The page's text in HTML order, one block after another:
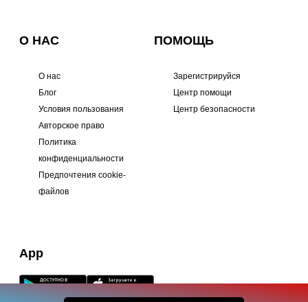
О НАС
О нас
Блог
Условия пользования
Авторское право
Политика
конфиденциальности
Предпочтения cookie-
файлов
ПОМОЩЬ
Зарегистрируйся
Центр помощи
Центр безопасности
App